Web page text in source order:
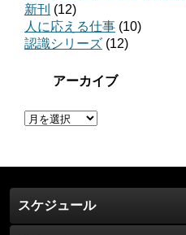
新刊 (12)
人に応える仕事 (10)
認識シリーズ (12)
アーカイブ
ア
イ
ブ
スケジュール